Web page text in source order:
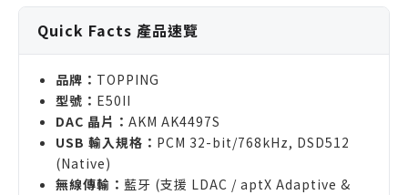
Quick Facts 產品速覽
品牌： TOPPING
型號： E50II
DAC 晶片： AKM AK4497S
USB 輸入規格： PCM 32-bit/768kHz, DSD512
(Native)
無線傳輸： 藍牙 (支援 LDAC / aptX Adaptive &